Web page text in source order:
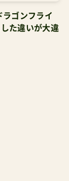
ラゴンフライ
た違いが大違